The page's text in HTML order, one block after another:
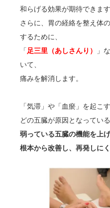
和らげる効果が期待できます
さらに、胃の経絡を整え体
するために、
「足三里（あしさんり）
」
いて、
痛みを解消します。
「気滞」や「血瘀」を起こす
どの五臓が原因となってい
弱っている五臓の機能を上
根本から改善し、再発しに